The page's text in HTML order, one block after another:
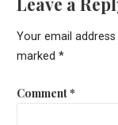
Your email
marked *
Comment*